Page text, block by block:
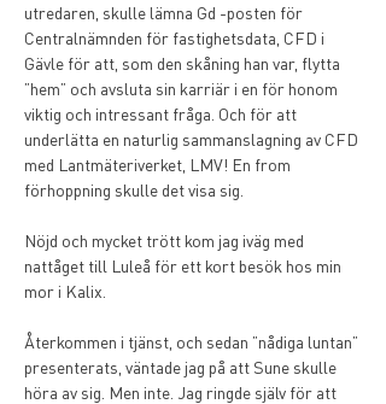
utredaren, skulle lämna Gd -posten för
Centralnämnden för fastighetsdata, CFD i
Gävle för att, som den skåning han var, flytta
”hem” och avsluta sin karriär i en för honom
viktig och intressant fråga. Och för att
underlätta en naturlig sammanslagning av CFD
med Lantmäteriverket, LMV! En from
förhoppning skulle det visa sig.
Nöjd och mycket trött kom jag iväg med
nattåget till Luleå för ett kort besök hos min
mor i Kalix.
Återkommen i tjänst, och sedan ”nådiga luntan”
presenterats, väntade jag på att Sune skulle
höra av sig. Men inte. Jag ringde själv för att